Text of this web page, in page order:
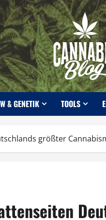
& GENETIK TOOLS
größter